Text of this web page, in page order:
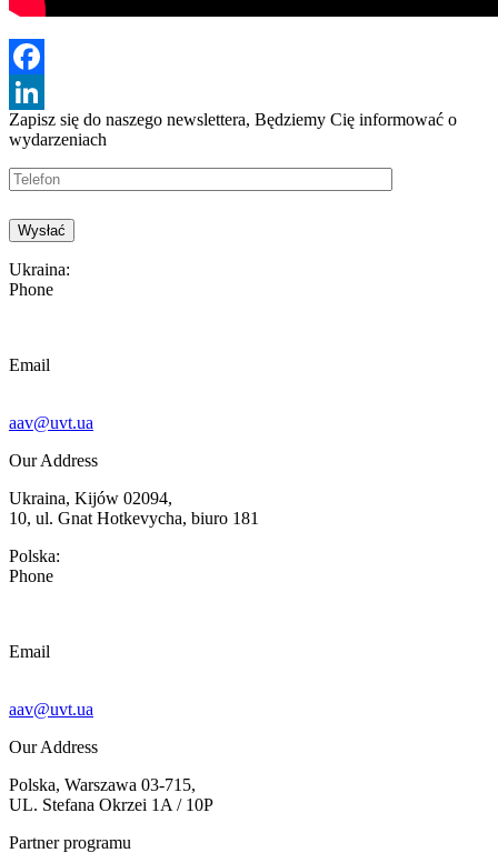
Facebook
LinkedIn
Zapisz się do naszego newslettera, Będziemy Cię informować o
wydarzeniach
Ukraina:
Phone
Email
aav@uvt.ua
Our Address
Ukraina, Kijów 02094,
10, ul. Gnat Hotkevycha, biuro 181
Polska:
Phone
Email
aav@uvt.ua
Our Address
Polska, Warszawa 03-715,
UL. Stefana Okrzei 1A / 10P
Partner programu